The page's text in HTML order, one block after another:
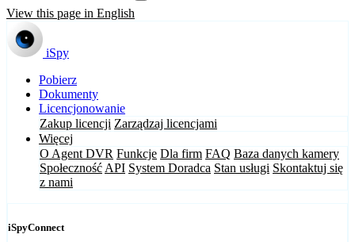
View this page in English
iSpy
Pobierz
Dokumenty
Licencjonowanie
Zakup licencji Zarządzaj licencjami
Więcej
O Agent DVR Funkcje Dla firm FAQ Baza danych kamery
Społeczność API System Doradca Stan usługi Skontaktuj się
z nami
iSpyConnect